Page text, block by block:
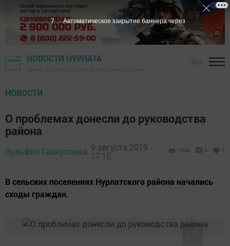
НОВОСТИ НУРЛАТА
НОВОСТИ
О проблемах донесли до руководства
района
Зульфия Галиуллина, 9 августа 2019 -
17:15
1004 0 1
В сельских поселениях Нурлатского района начались
сходы граждан.
6 Автоматическое закрытие баннера через